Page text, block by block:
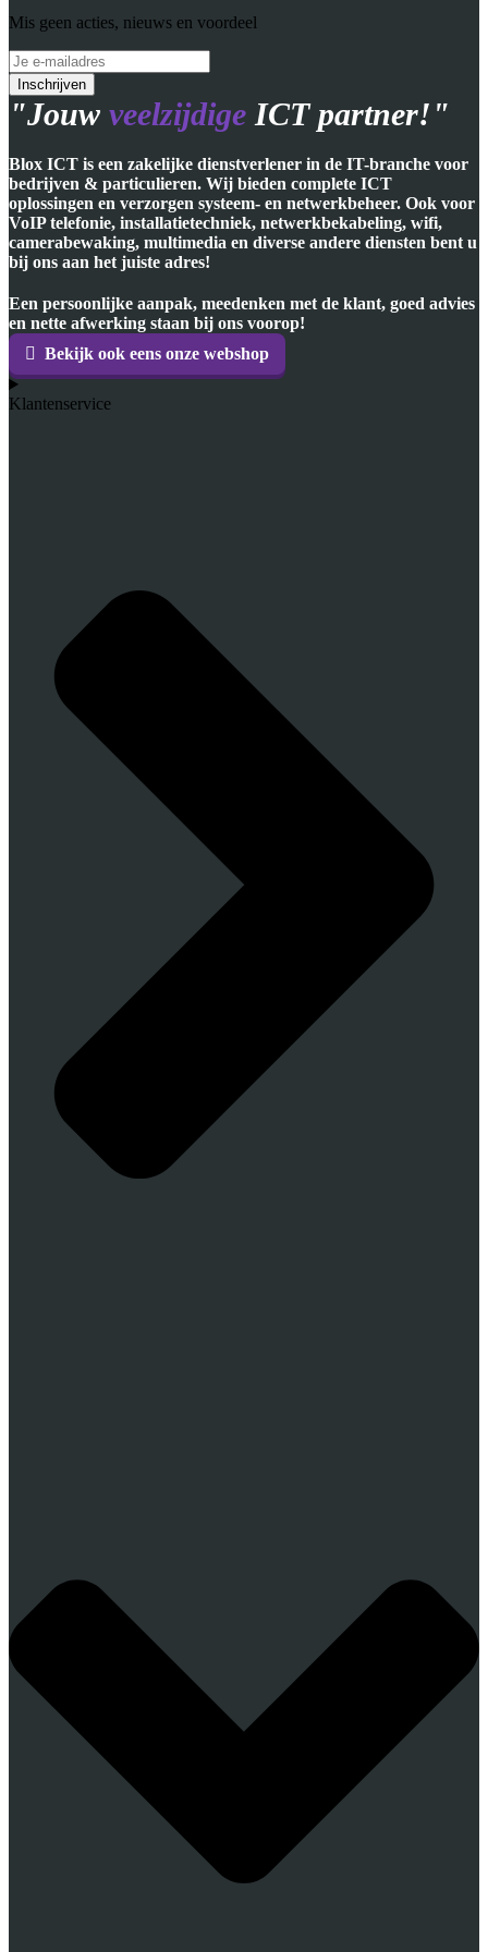
Mis geen acties, nieuws en voordeel
"Jouw veelzijdige ICT partner!"
Blox ICT is een zakelijke dienstverlener in de IT-branche voor
bedrijven & particulieren. Wij bieden complete ICT
oplossingen en verzorgen systeem- en netwerkbeheer. Ook voor
VoIP telefonie, installatietechniek, netwerkbekabeling, wifi,
camerabewaking, multimedia en diverse andere diensten bent u
bij ons aan het juiste adres!
Een persoonlijke aanpak, meedenken met de klant, goed advies
en nette afwerking staan bij ons voorop!
Bekijk ook eens onze webshop
Klantenservice